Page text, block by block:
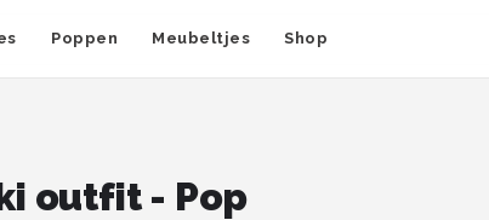
Poppen Meubeltjes Shop
outfit - Pop